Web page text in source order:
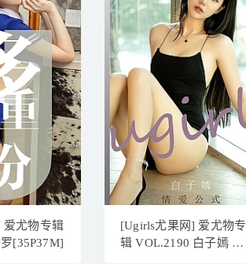
爱尤物专辑
[35P37M]
[Ugirls尤果网] 爱尤物专
辑 VOL.2190 白子嫣 情